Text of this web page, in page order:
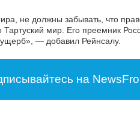
не должны забывать, что
мир. Его преемник
— добавил Рейнсалу.
на